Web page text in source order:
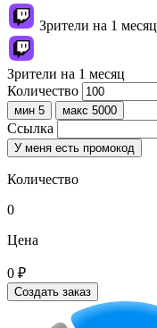
Зрители на 1 месяц
Зрители на 1 месяц
Количество
мин 5 макс 5000
Ссылка
У меня есть промокод
Количество
0
Цена
0 ₽
Создать заказ